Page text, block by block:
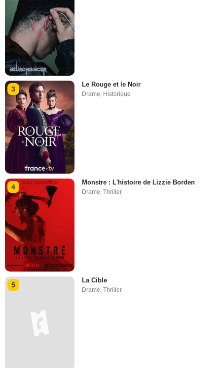
3
Le Rouge et le Noir
Drame Historique
4
Monstre : L'histoire de Lizzie Borden
Drame,Thriller
5
La Cible
Drame,Thriller